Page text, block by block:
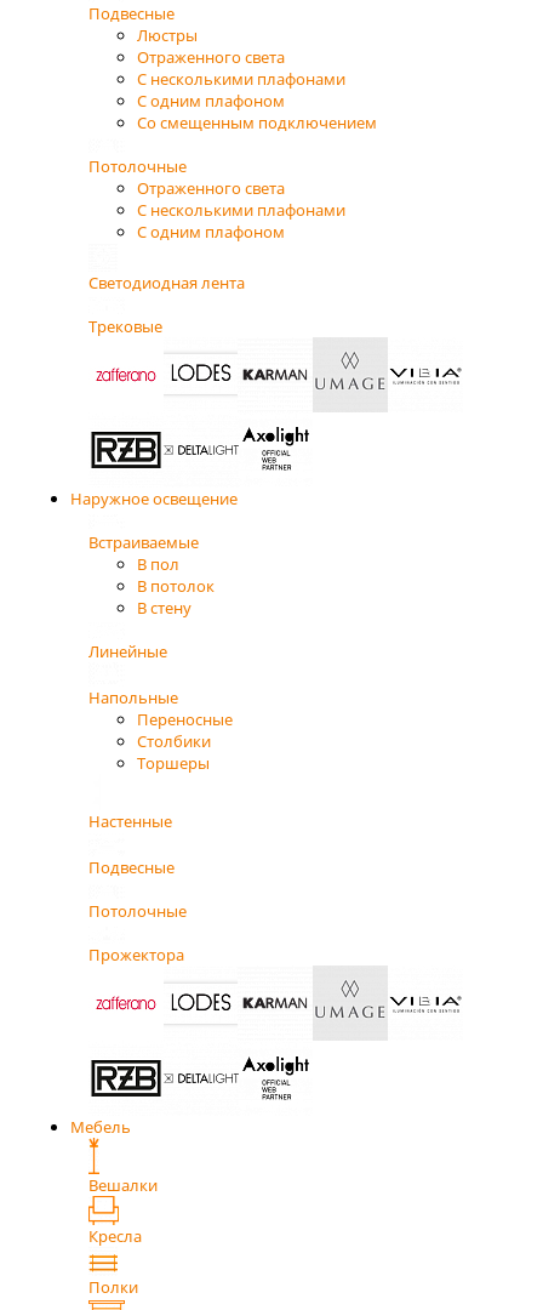
Подвесные
Люстры
Отраженного света
С несколькими плафонами
С одним плафоном
Со смещенным подключением
Потолочные
Отраженного света
С несколькими плафонами
С одним плафоном
Светодиодная лента
Трековые
Наружное освещение
Встраиваемые
В пол
В потолок
В стену
Линейные
Напольные
Переносные
Столбики
Торшеры
Настенные
Подвесные
Потолочные
Прожектора
Мебель
Вешалки
Кресла
Полки